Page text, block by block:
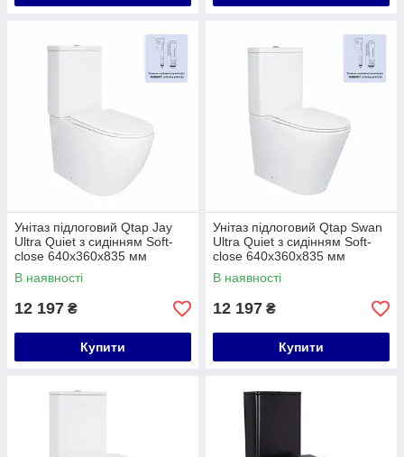
Унітаз підлоговий Qtap Jay
Ultra Quiet з сидінням Soft-
close 640x360x835 мм
QT07222175TW White
В наявності
12 197 ₴
Купити
Унітаз підлоговий Qtap Swan
Ultra Quiet з сидінням Soft-
close 640x360x835 мм
QT16222182TW White
В наявності
12 197 ₴
Купити